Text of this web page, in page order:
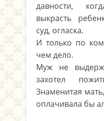
давности,
выкрасть
суд, огласка.
И только по
чем дело.
Муж не
захотел
Знаменитая
оплачивала бы